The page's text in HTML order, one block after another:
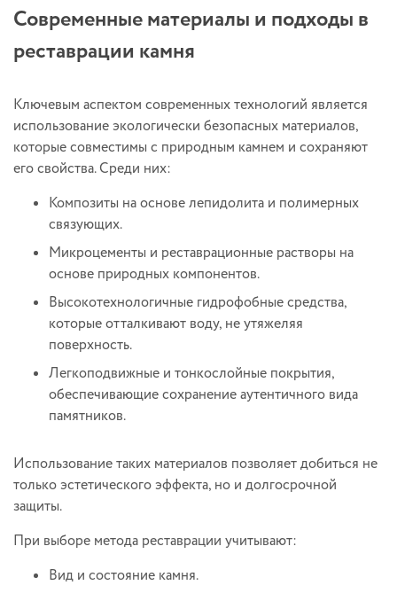
Современные материалы и подходы в
реставрации камня
Ключевым аспектом современных технологий является
использование экологически безопасных материалов,
которые совместимы с природным камнем и сохраняют
его свойства. Среди них:
Композиты на основе лепидолита и полимерных
связующих.
Микроцементы и реставрационные растворы на
основе природных компонентов.
Высокотехнологичные гидрофобные средства,
которые отталкивают воду, не утяжеляя
поверхность.
Легкоподвижные и тонкослойные покрытия,
обеспечивающие сохранение аутентичного вида
памятников.
Использование таких материалов позволяет добиться не
только эстетического эффекта, но и долгосрочной
защиты.
При выборе метода реставрации учитывают:
Вид и состояние камня.